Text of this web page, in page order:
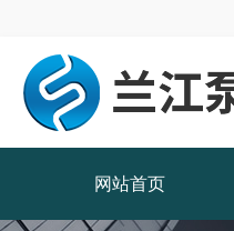
网站首页